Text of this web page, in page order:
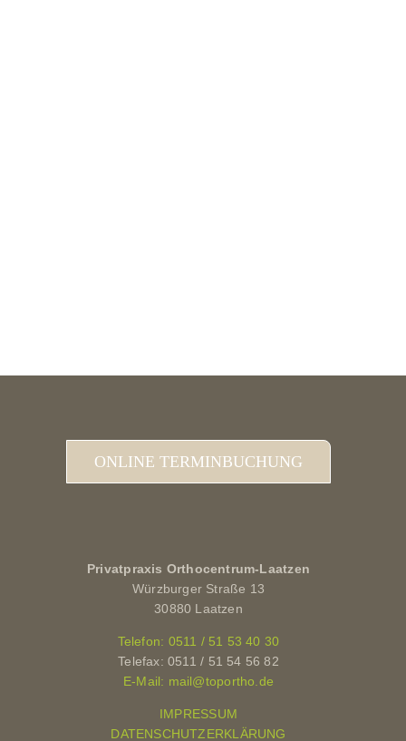
ONLINE TERMINBUCHUNG
Privatpraxis Orthocentrum-Laatzen
Würzburger Straße 13
30880 Laatzen
Telefon: 0511 / 51 53 40 30
Telefax: 0511 / 51 54 56 82
E-Mail: mail@toportho.de
IMPRESSUM
DATENSCHUTZERKLÄRUNG